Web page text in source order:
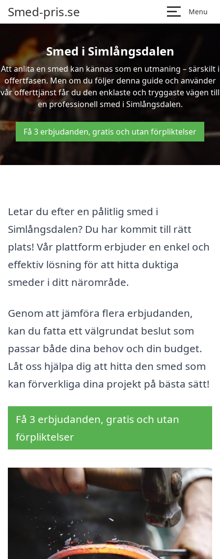
Smed-pris.se Menu
Smed i Simlångsdalen
Att anlita en smed kan kännas som en utmaning – särskilt i
offertfasen. Men om du följer denna guide och använder
vår offerttjänst får du den enklaste och tryggaste vägen till
en professionell smed i Simlångsdalen.
Få 3 erbjudanden, gratis och utan förpliktelser
Letar du efter en pålitlig smed i
Simlångsdalen? Du har kommit till rätt
plats! Vår plattform erbjuder en enkel och
effektiv lösning för att hitta duktiga
smeder i ditt närområde.
Genom att jämföra flera erbjudanden,
kan du fatta ett välgrundat beslut som
passar både dina behov och din budget.
Låt oss hjälpa dig att hitta den smed som
kan förverkliga dina projekt på bästa sätt!
Få 3 erbjudanden, gratis och utan
förpliktelser